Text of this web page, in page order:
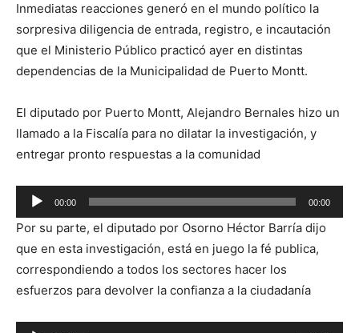
Inmediatas reacciones generó en el mundo político la
sorpresiva diligencia de entrada, registro, e incautación
que el Ministerio Público practicó ayer en distintas
dependencias de la Municipalidad de Puerto Montt.
El diputado por Puerto Montt, Alejandro Bernales hizo un
llamado a la Fiscalía para no dilatar la investigación, y
entregar pronto respuestas a la comunidad
Reproductor
de
audio
00:00 00:00
Por su parte, el diputado por Osorno Héctor Barría dijo
que en esta investigación, está en juego la fé publica,
correspondiendo a todos los sectores hacer los
esfuerzos para devolver la confianza a la ciudadanía